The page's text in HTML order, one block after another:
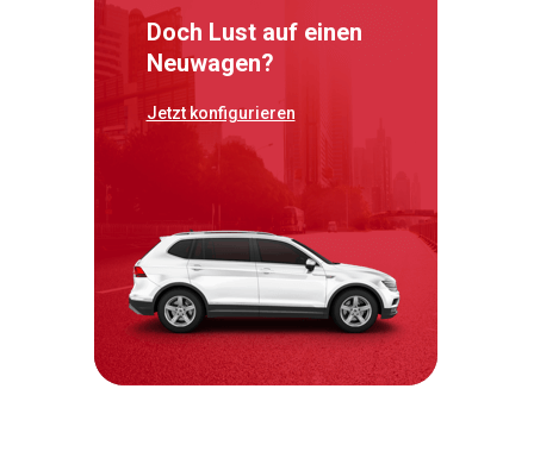
Doch Lust auf einen
Neuwagen?
Jetzt konfigurieren